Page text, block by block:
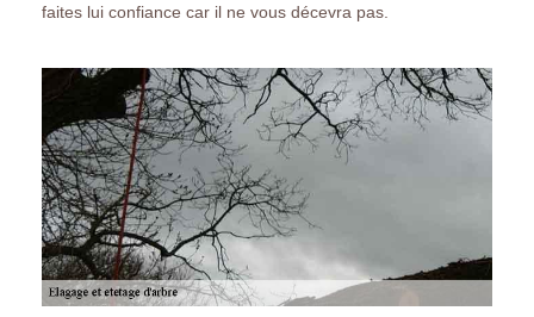
faites lui confiance car il ne vous décevra pas.